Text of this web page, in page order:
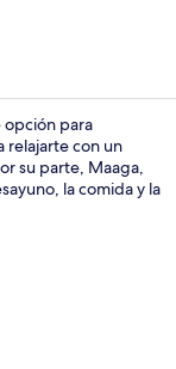
opción para
relajarte con un
su parte, Maaga,
la comida y la